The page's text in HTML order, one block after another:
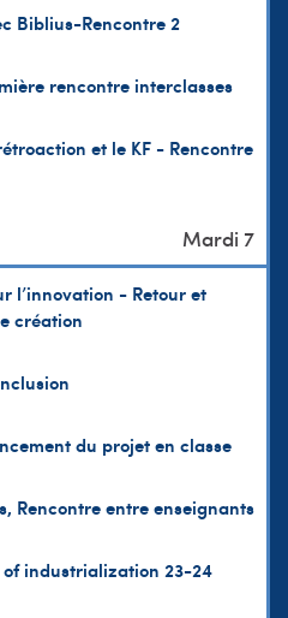
Biblius-Rencontre 2
rencontre interclasses
et le KF - Rencontre
l’innovation - Retour et
création
du projet en classe
Rencontre entre enseignants
industrialization 23-24